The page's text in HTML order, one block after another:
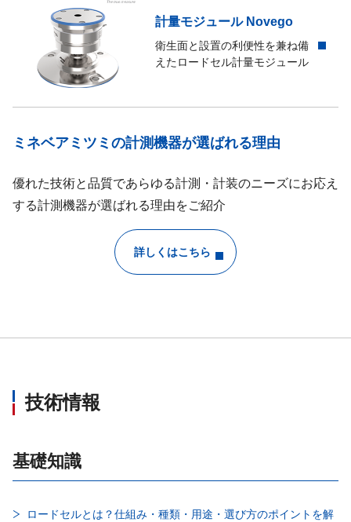
計量モジュール Novego
衛生面と設置の利便性を兼ね備
えたロードセル計量モジュール
ミネベアミツミの計測機器が選ばれる理由
優れた技術と品質であらゆる計測・計装のニーズにお応え
する計測機器が選ばれる理由をご紹介
詳しくはこちら
技術情報
基礎知識
ロードセルとは？仕組み・種類・用途・選び方のポイントを解